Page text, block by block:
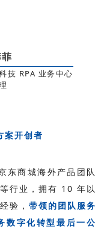
技 RPA 业务中心
案开创者
东商城海外产品团队
行业，拥有 10 年以
验， 带领的团队服务
数字化转型最后一公